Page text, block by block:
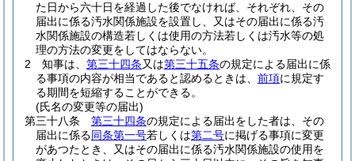
た日から六十日を経過した後でなければ、それぞれ、その
届出に係る汚水関係施設を設置し、又はその届出に係る汚
水関係施設の構造若しくは使用の方法若しくは汚水等の処
理の方法の変更をしてはならない。
2
知事は、 第三十四条又は第三十五条の規定による届出に係
る事項の内容が相当であると認めるときは、 前項に規定す
る期間を短縮することができる。
(氏名の変更等の届出)
第三十八条
第三十四条の規定による届出をした者は、その
届出に係る同条第一号若しくは第二号に掲げる事項に変更
があつたとき、又はその届出に係る汚水関係施設の使用を